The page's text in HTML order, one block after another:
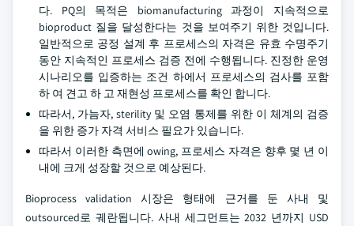
다. PQ의 목적은 biomanufacturing 과정이 지속적으로
bioproduct 질을 달성한다는 것을 보여주기 위한 것입니다.
일반적으로 공정 설계 후 프로세스의 자격은 유효 수명주기
동안 지속적인 프로세스 검증 전에 수행됩니다. 진정한 운영
시나리오를 입증하는 조건 하에서 프로세스의 검사를 포함
하 여 견고 하 고 재현성 프로세스를 확인 합니다.
따라서, 가늠자, sterility 및 오염 통제를 위한 이 체계의 검증
을 위한 증가 자격 서비스 필요가 있습니다.
따라서 이러한 측면에 owing, 프로세스 자격은 향후 몇 년 이
내에 크게 성장할 것으로 예상된다.
Bioprocess validation 시장은 형태에 근거를 둔 사내 및
outsourced로 궤란됩니다. 사내 세그먼트는 2032 년까지 USD